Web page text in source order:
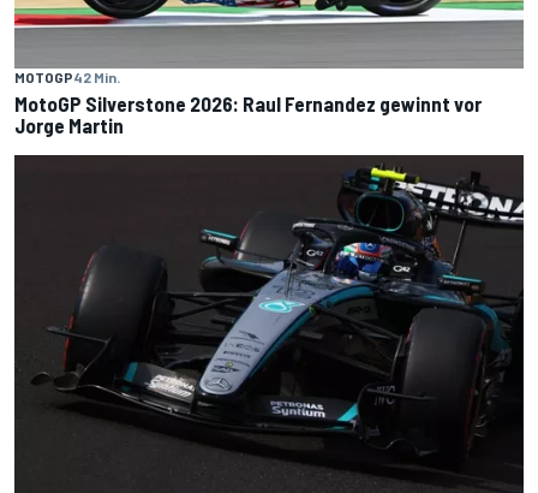
MOTOGP42 Min.
MotoGP Silverstone 2026: Raul Fernandez gewinnt vor
Jorge Martin